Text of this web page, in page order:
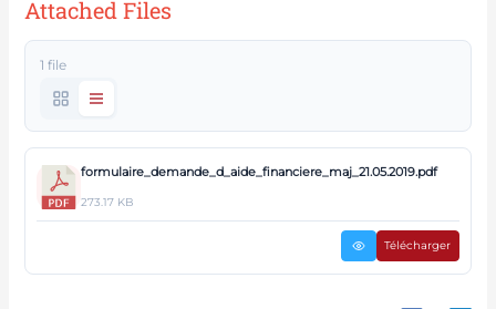
Attached Files
1 file
formulaire_demande_d_aide_financiere_maj_21.05.2019.pdf
273.17 KB
Télécharger